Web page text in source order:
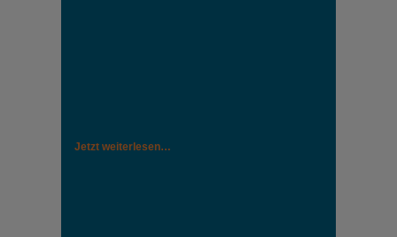
Jetzt weiterlesen…